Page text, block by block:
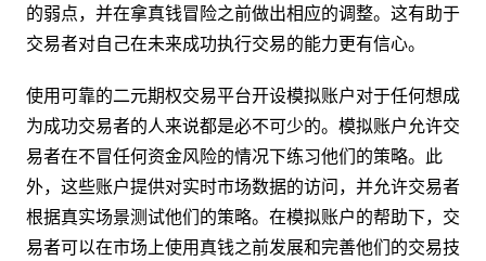
的弱点，并在拿真钱冒险之前做出相应的调整。这有助于
交易者对自己在未来成功执行交易的能力更有信心。
使用可靠的二元期权交易平台开设模拟账户对于任何想成
为成功交易者的人来说都是必不可少的。模拟账户允许交
易者在不冒任何资金风险的情况下练习他们的策略。此
外，这些账户提供对实时市场数据的访问，并允许交易者
根据真实场景测试他们的策略。在模拟账户的帮助下，交
易者可以在市场上使用真钱之前发展和完善他们的交易技